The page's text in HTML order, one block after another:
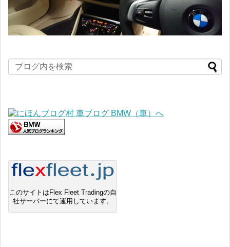
このサイトはFlex Fleet Tradingの自
社サーバーにて運用しています。